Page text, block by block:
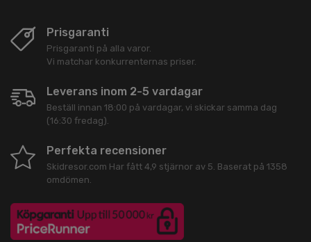
Prisgaranti
Prisgaranti på alla varor.
Vi matchar konkurrenternas priser.
Leverans inom 2-5 vardagar
Beställ innan 18:00 på vardagar, vi skickar samma dag
(16:30 fredag).
Perfekta recensioner
Skidresor.com Har fått 4,9 stjärnor av 5. Baserat på 1358
omdömen.